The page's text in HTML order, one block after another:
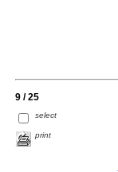
9 / 25
select
print